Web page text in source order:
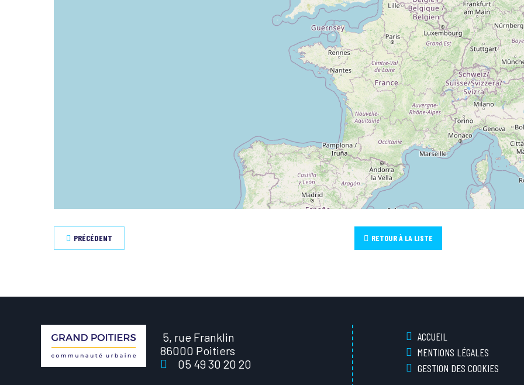
PRÉCÉDENT RETOUR À LA LISTE
5, rue Franklin
86000 Poitiers
05 49 30 20 20
ACCUEIL
MENTIONS LÉGALES
GESTION DES COOKIES